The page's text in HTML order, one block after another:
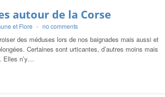
autour de la Corse
et Flore - no comments
des méduses lors de nos baignades mais aussi et
Certaines sont urticantes, d’autres moins mais
Elles n’y…